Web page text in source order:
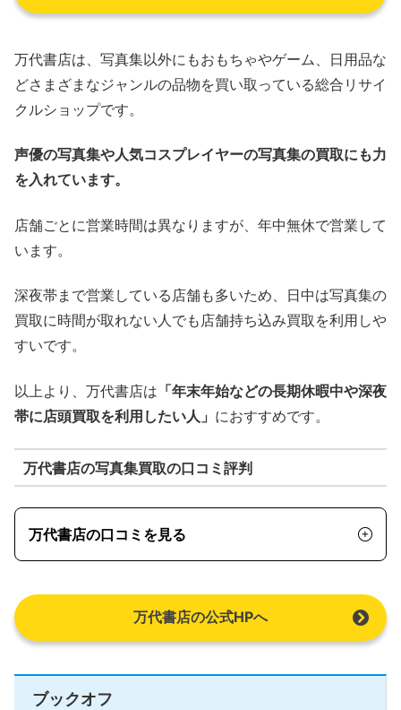
万代書店は、写真集以外にもおもちゃやゲーム、日用品な
どさまざまなジャンルの品物を買い取っている総合リサイ
クルショップです。
声優の写真集や人気コスプレイヤーの写真集の買取にも力
を入れています。
店舗ごとに営業時間は異なりますが、年中無休で営業して
います。
深夜帯まで営業している店舗も多いため、日中は写真集の
買取に時間が取れない人でも店舗持ち込み買取を利用しや
すいです。
以上より、万代書店は 「年末年始などの長期休暇中や深夜
帯に店頭買取を利用したい人」 におすすめです。
万代書店の写真集買取の口コミ評判
万代書店の口コミを見る
万代書店の公式HPへ
ブックオフ